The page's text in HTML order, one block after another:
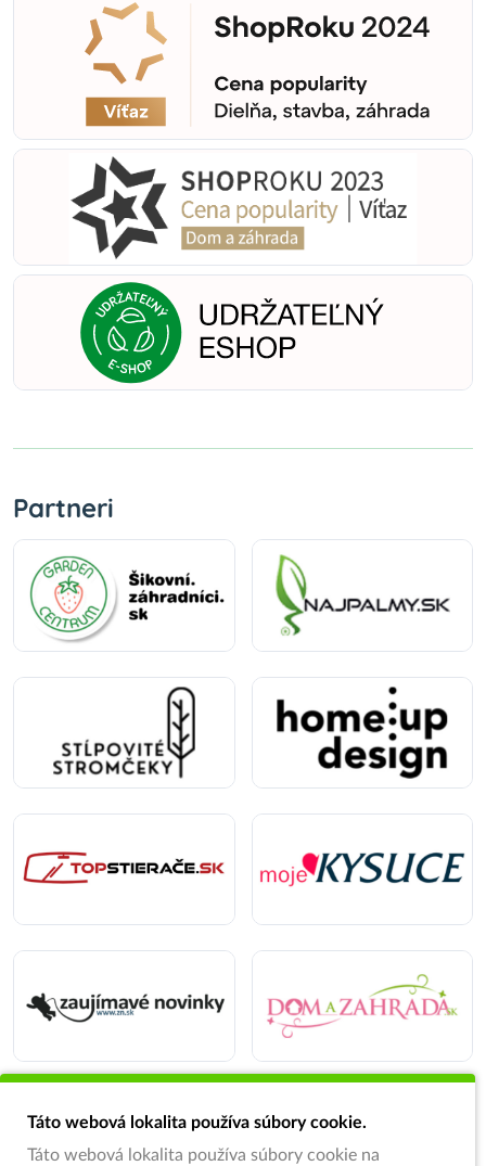
Partneri
Táto webová lokalita používa súbory cookie.
Táto webová lokalita používa súbory cookie na